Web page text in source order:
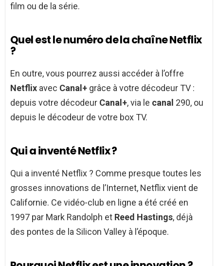
film ou de la série.
Quel est le numéro de la chaîne Netflix
?
En outre, vous pourrez aussi accéder à l’offre
Netflix avec Canal+ grâce à votre décodeur TV :
depuis votre décodeur Canal+, via le canal 290, ou
depuis le décodeur de votre box TV.
Qui a inventé Netflix ?
Qui a inventé Netflix ? Comme presque toutes les
grosses innovations de l’Internet, Netflix vient de
Californie. Ce vidéo-club en ligne a été créé en
1997 par Mark Randolph et Reed Hastings, déjà
des pontes de la Silicon Valley à l’époque.